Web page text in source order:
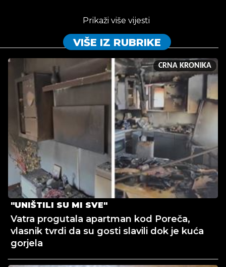
Prikaži više vijesti
VIŠE IZ RUBRIKE
CRNA KRONIKA
"UNIŠTILI SU MI SVE"
Vatra progutala apartman kod Poreča,
vlasnik tvrdi da su gosti slavili dok je kuća
gorjela